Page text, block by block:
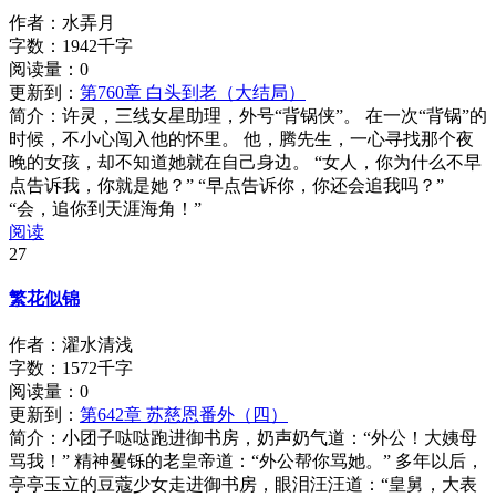
作者：水弄月
字数：1942千字
阅读量： 0
更新到： 第760章 白头到老（大结局）
简介： 许灵，三线女星助理，外号“背锅侠”。 在一次“背锅”的
时候，不小心闯入他的怀里。 他，腾先生，一心寻找那个夜
晚的女孩，却不知道她就在自己身边。 “女人，你为什么不早
点告诉我，你就是她？” “早点告诉你，你还会追我吗？”
“会，追你到天涯海角！”
阅读
27
繁花似锦
作者：濯水清浅
字数：1572千字
阅读量： 0
更新到： 第642章 苏慈恩番外（四）
简介： 小团子哒哒跑进御书房，奶声奶气道：“外公！大姨母
骂我！” 精神矍铄的老皇帝道：“外公帮你骂她。” 多年以后，
亭亭玉立的豆蔻少女走进御书房，眼泪汪汪道：“皇舅，大表